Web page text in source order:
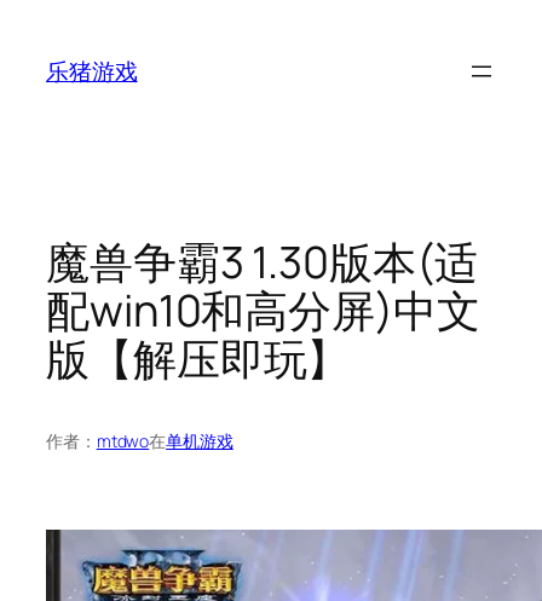
乐猪游戏
魔兽争霸3 1.30版本(适
配win10和高分屏)中文
版【解压即玩】
作者： mtdwo在单机游戏